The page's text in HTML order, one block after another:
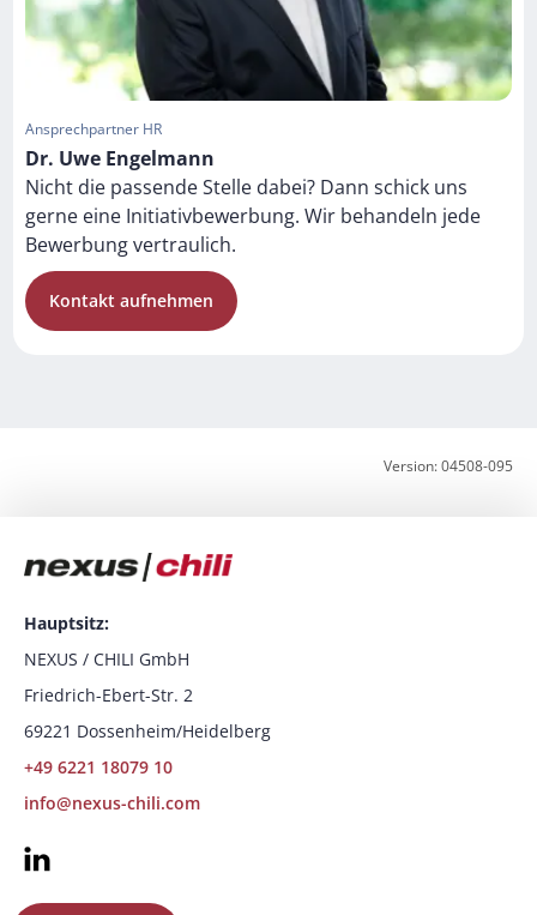
Ansprechpartner HR
Dr. Uwe Engelmann
Nicht die passende Stelle dabei? Dann schick uns
gerne eine Initiativbewerbung. Wir behandeln jede
Bewerbung vertraulich.
Kontakt aufnehmen
Version: 04508-095
Hauptsitz:
NEXUS / CHILI GmbH
Friedrich-Ebert-Str. 2
69221 Dossenheim/Heidelberg
+49 6221 18079 10
info@nexus-chili.com